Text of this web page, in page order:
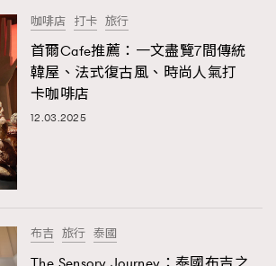
Japan | Portugal | Spain
咖啡店 打卡 旅行
首爾Cafe推薦：一文盡覽7間傳統
韓屋、法式復古風、時尚人氣打
卡咖啡店
12.03.2025
布吉 旅行 泰國